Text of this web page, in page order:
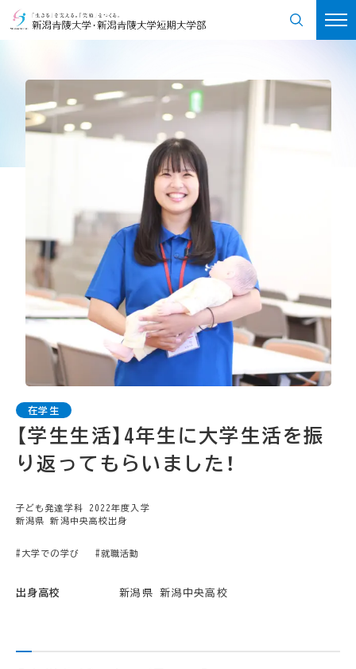
【学生生活】4年生に大学生活を振
り返ってもらいました！
子ども発達学科 2022年度入学
新潟県 新潟中央高校出身
#大学での学び #就職活動
出身高校 新潟県 新潟中央高校